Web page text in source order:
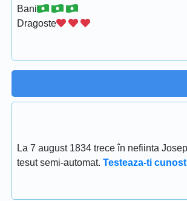
Bani
Dragoste
La 7 august 1834 trece în nefiinta
tesut semi-automat. Testeaza-ti